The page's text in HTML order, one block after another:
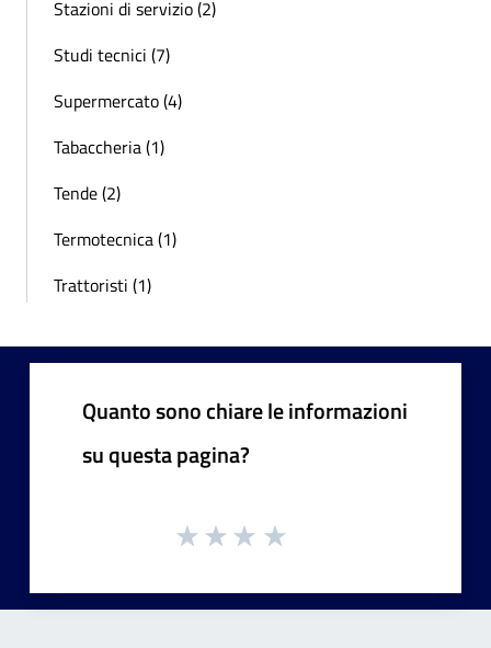
Stazioni di servizio (2)
Studi tecnici (7)
Supermercato (4)
Tabaccheria (1)
Tende (2)
Termotecnica (1)
Trattoristi (1)
Quanto sono chiare le informazioni
su questa pagina?